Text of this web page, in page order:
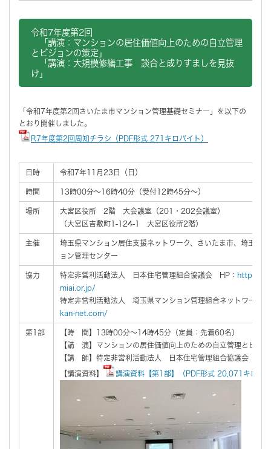
令和7年度第2回
「講演：マンションの居住価値向上のための自立管理
とビジョンの策定」
「講演：大規模修繕工事 談合と成りすましを見抜
け」
「令和7年度第2回さいたま市マンション管理基礎セミナー」を以下の
とおり開催しました。
R7年度第2回周知チラシ（PDF形式 271キロバイト）
日時 令和7年11月23日（日）
時間 13時00分～16時40分（受付12時45分～）
場所
大宮区役所 2階 大会議室（201・202会議室）
（大宮区吉敷町1-124-1 大宮区役所2階）
主催
埼玉県マンション居住支援ネットワーク、さいたま市、埼玉県
ョン管理センター
協力 特定非営利活動法人 日本住宅管理組合協議会 HP： http://
miai.or.jp/
特定非営利活動法人 埼玉県マンション管理組合ネットワーク
kan-net.com/
第1部
【時 間】13時00分～14時45分（定員：先着60名）
【講 演】マンションの居住価値向上のための自立管理とビジ
【講 師】特定非営利活動法人 日本住宅管理組合協議会
【講演資料】 講演資料【第1部】（PDF形式 20,071キロバ